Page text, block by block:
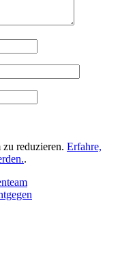
reduzieren. Erfahre,
.